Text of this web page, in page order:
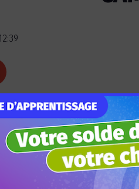
campus de Boulazac est
de l’Accueil et la Ville de
Brégeon, nos
accès, des
les bons !